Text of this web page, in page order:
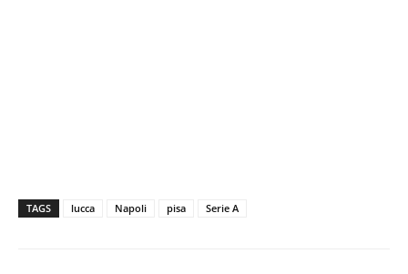
TAGS lucca Napoli pisa Serie A